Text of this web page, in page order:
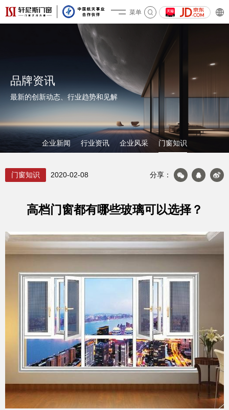
菜单
关于轩尼斯
产品&案例
加盟投资
品质服务
品牌资讯
最新的创新动态、行业趋势和见解
企业新闻 行业资讯 企业风采 门窗知识
门窗知识 2020-02-08 分享：
高档门窗都有哪些玻璃可以选择？